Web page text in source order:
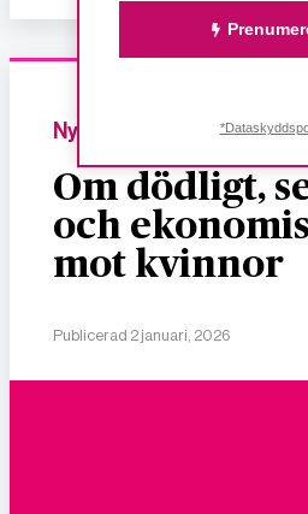
Nyheter
Om dödligt,
och
mot kvinnor
Publicerad 2 januari, 2026